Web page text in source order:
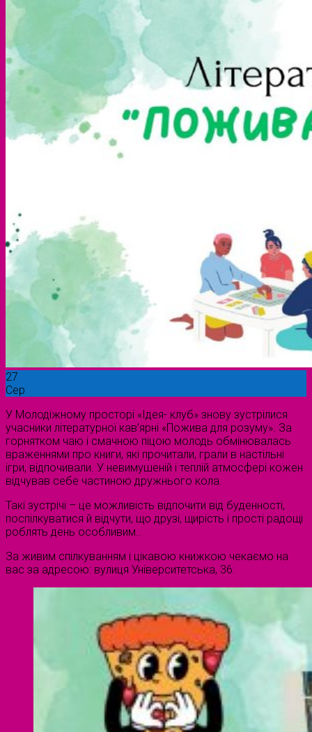
27
Сер
У Молодіжному просторі «Ідея- клуб» знову зустрілися
учасники літературної кав’ярні «Пожива для розуму». За
горнятком чаю і смачною піцою молодь обмінювалась
враженнями про книги, які прочитали, грали в настільні
ігри, відпочивали. У невимушеній і теплій атмосфері кожен
відчував себе частиною дружнього кола.
Такі зустрічі – це можливість відпочити від буденності,
поспілкуватися й відчути, що друзі, щирість і прості радощі
роблять день особливим..
За живим спілкуванням і цікавою книжкою чекаємо на
вас за адресою: вулиця Університетська, 36.